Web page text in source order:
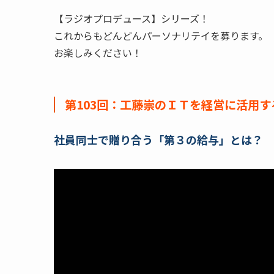
【ラジオプロデュース】シリーズ！
これからもどんどんパーソナリテイを募ります。
お楽しみください！
第103回：工藤崇のＩＴを経営に活用
社員同士で贈り合う「第３の給与」とは？